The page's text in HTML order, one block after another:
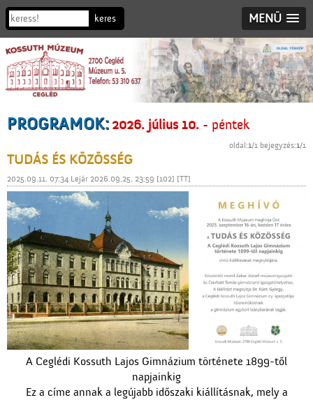
MENÜ
PROGRAMOK:2026. július 10. - péntek
oldal:1/1 bejegyzés:1/1
TUDÁS ÉS KÖZÖSSÉG
2025.09.11. 07:34 Lejár 2026.09.25. 23:59 [102] [TT]
A Ceglédi Kossuth Lajos Gimnázium története 1899-től
napjainkig
Ez a címe annak a legújabb időszaki kiállításnak, mely a